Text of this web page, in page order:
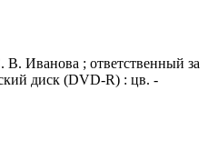
В. Иванова ; ответственный за
диск (DVD-R) : цв. -